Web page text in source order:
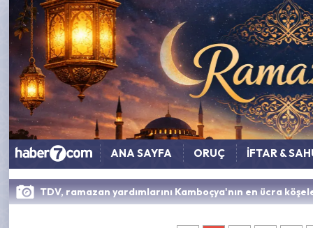
ANA SAYFA ORUÇ İFTAR &
TDV, ramazan yardımlarını Kamboçya'nın en ücra